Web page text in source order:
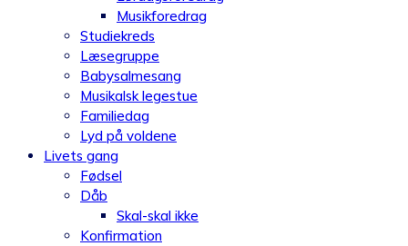
Musikforedrag
Studiekreds
Læsegruppe
Babysalmesang
Musikalsk legestue
Familiedag
Lyd på voldene
Livets gang
Fødsel
Dåb
Skal-skal ikke
Konfirmation